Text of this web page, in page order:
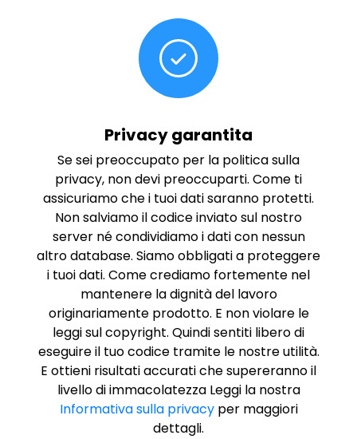
Privacy garantita
Se sei preoccupato per la politica sulla
privacy, non devi preoccuparti. Come ti
assicuriamo che i tuoi dati saranno protetti.
Non salviamo il codice inviato sul nostro
server né condividiamo i dati con nessun
altro database. Siamo obbligati a proteggere
i tuoi dati. Come crediamo fortemente nel
mantenere la dignità del lavoro
originariamente prodotto. E non violare le
leggi sul copyright. Quindi sentiti libero di
eseguire il tuo codice tramite le nostre utilità.
E ottieni risultati accurati che supereranno il
livello di immacolatezza Leggi la nostra
Informativa sulla privacyper maggiori
dettagli.